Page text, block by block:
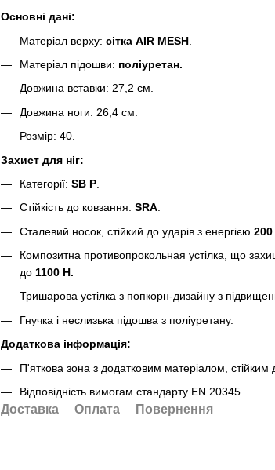
Основні дані:
Матеріал верху: сітка AIR MESH.
Матеріал підошви: поліуретан.
Довжина вставки: 27,2 см.
Довжина ноги: 26,4 см.
Розмір: 40.
Захист для ніг:
Категорії: SB P.
Стійкість до ковзання: SRA.
Сталевий носок, стійкий до ударів з енергією
Композитна противопрокольная устілка, що
до 1100 Н.
Тришарова устілка з попкорн-дизайну з
Гнучка і неслизька підошва з поліуретану.
Додаткова інформація:
П'яткова зона з додатковим матеріалом, стійким
Відповідність вимогам стандарту EN 20345.
Доставка Оплата Повернення